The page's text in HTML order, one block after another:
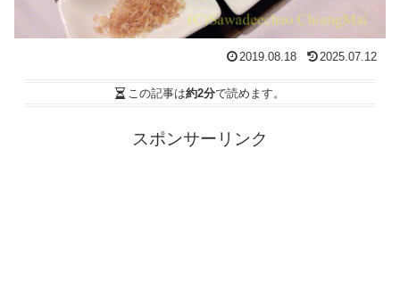
2019.08.18 2025.07.12
この記事は約2分で読めます。
スポンサーリンク